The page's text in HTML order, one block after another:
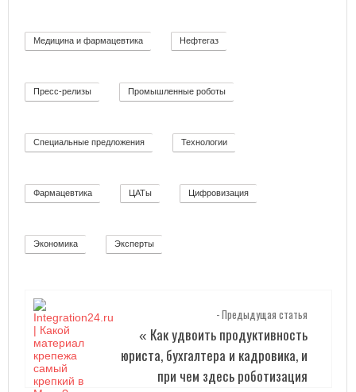
Медицина и фармацевтика Нефтегаз
Пресс-релизы Промышленные роботы
Специальные предложения Технологии
Фармацевтика ЦАТы Цифровизация
Экономика Эксперты
- Предыдущая статья
« Как удвоить продуктивность
юриста, бухгалтера и кадровика, и
при чем здесь роботизация